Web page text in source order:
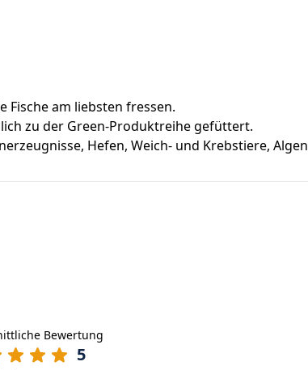
am liebsten fressen.
zu der Green-Produktreihe gefüttert.
Hefen, Weich- und Krebstiere, Algen
Bewertung
5